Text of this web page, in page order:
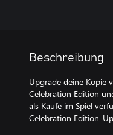
Beschreibung
Upgrade deine Kopie
Celebration Edition
als Käufe im Spiel
Celebration Edition-